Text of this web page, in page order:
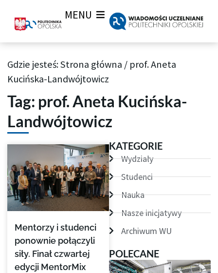
MENU
Archiwum Tagów aktualności Wiadomości uczelnianych
Gdzie jesteś:Strona główna / prof. Aneta
Kucińska-Landwójtowicz
Tag: prof. Aneta Kucińska-
Landwójtowicz
Mentorzy i studenci
ponownie połączyli
siły. Finał czwartej
edycji MentorMix
KATEGORIE
Wydziały
Studenci
Nauka
Nasze inicjatywy
Archiwum WU
POLECANE